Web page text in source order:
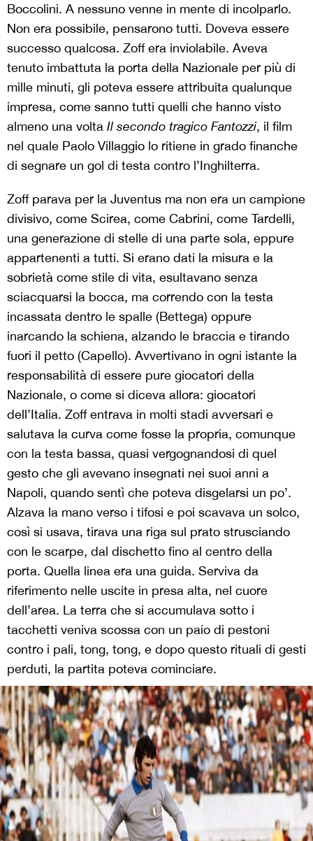
Boccolini. A nessuno venne in mente di incolparlo.
Non era possibile, pensarono tutti. Doveva essere
successo qualcosa. Zoff era inviolabile. Aveva
tenuto imbattuta la porta della Nazionale per più di
mille minuti, gli poteva essere attribuita qualunque
impresa, come sanno tutti quelli che hanno visto
almeno una volta Il secondo tragico Fantozzi, il film
nel quale Paolo Villaggio lo ritiene in grado finanche
di segnare un gol di testa contro l’Inghilterra.
Zoff parava per la Juventus ma non era un campione
divisivo, come Scirea, come Cabrini, come Tardelli,
una generazione di stelle di una parte sola, eppure
appartenenti a tutti. Si erano dati la misura e la
sobrietà come stile di vita, esultavano senza
sciacquarsi la bocca, ma correndo con la testa
incassata dentro le spalle (Bettega) oppure
inarcando la schiena, alzando le braccia e tirando
fuori il petto (Capello). Avvertivano in ogni istante la
responsabilità di essere pure giocatori della
Nazionale, o come si diceva allora: giocatori
dell’Italia. Zoff entrava in molti stadi avversari e
salutava la curva come fosse la propria, comunque
con la testa bassa, quasi vergognandosi di quel
gesto che gli avevano insegnati nei suoi anni a
Napoli, quando sentì che poteva disgelarsi un po’.
Alzava la mano verso i tifosi e poi scavava un solco,
così si usava, tirava una riga sul prato strusciando
con le scarpe, dal dischetto fino al centro della
porta. Quella linea era una guida. Serviva da
riferimento nelle uscite in presa alta, nel cuore
dell’area. La terra che si accumulava sotto i
tacchetti veniva scossa con un paio di pestoni
contro i pali, tong, tong, e dopo questo rituali di gesti
perduti, la partita poteva cominciare.